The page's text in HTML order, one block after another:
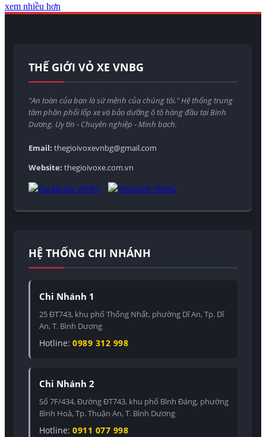
xem nhiều hơn
THẾ GIỚI VỎ XE VNBG
"An toàn của bạn là sứ mệnh của chúng tôi." Hệ thống trung
tâm phân phối lốp xe và bảo dưỡng ô tô hàng đầu tại Bình
Dương. Uy tín - Chuyên nghiệp - Minh bạch.
Email: thegioivoxevnbg@gmail.com
Website: thegioivoxe.com.vn
HỆ THỐNG CHI NHÁNH
Chi Nhánh 1
25 ĐT743, khu phố Thống Nhất, phường Dĩ An, Tp. Dĩ
An, T. Bình Dương
Hotline: 0989 312 998
Chi Nhánh 2
Số 7F/434, Đường ĐT743, khu phố Bình Đáng, phường
Bình Hoà, Tp. Thuận An, T. Bình Dương
Hotline: 0911 077 998